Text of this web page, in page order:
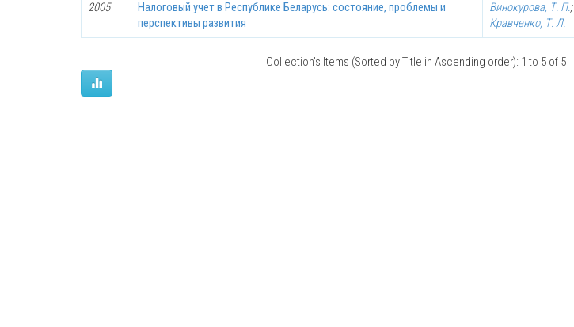
2005
Налоговый учет в Республике Беларусь: состояние, проблемы и
перспективы развития
Винокурова, Т. П.;
Кравченко, Т. Л.
Collection's Items (Sorted by Title in Ascending order): 1 to 5 of 5